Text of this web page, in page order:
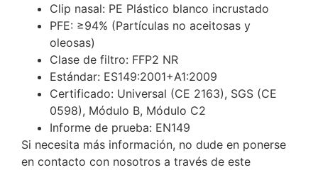
Clip nasal: PE Plástico blanco incrustado
PFE: ≥94% (Partículas no aceitosas y
oleosas)
Clase de filtro: FFP2 NR
Estándar: ES149:2001+A1:2009
Certificado: Universal (CE 2163), SGS (CE
0598), Módulo B, Módulo C2
Informe de prueba: EN149
Si necesita más información, no dude en ponerse
en contacto con nosotros a través de este